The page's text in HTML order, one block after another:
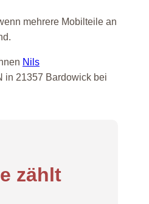
mehrere Mobilteile an
Nils
in 21357 Bardowick bei
zählt